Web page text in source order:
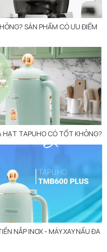
SẢN PHẨM CÓ ƯU ĐIỂM
HẠT TAPUHO CÓ TỐT KHÔNG?
NẮP INOX - MÁY XAY NẤU ĐA